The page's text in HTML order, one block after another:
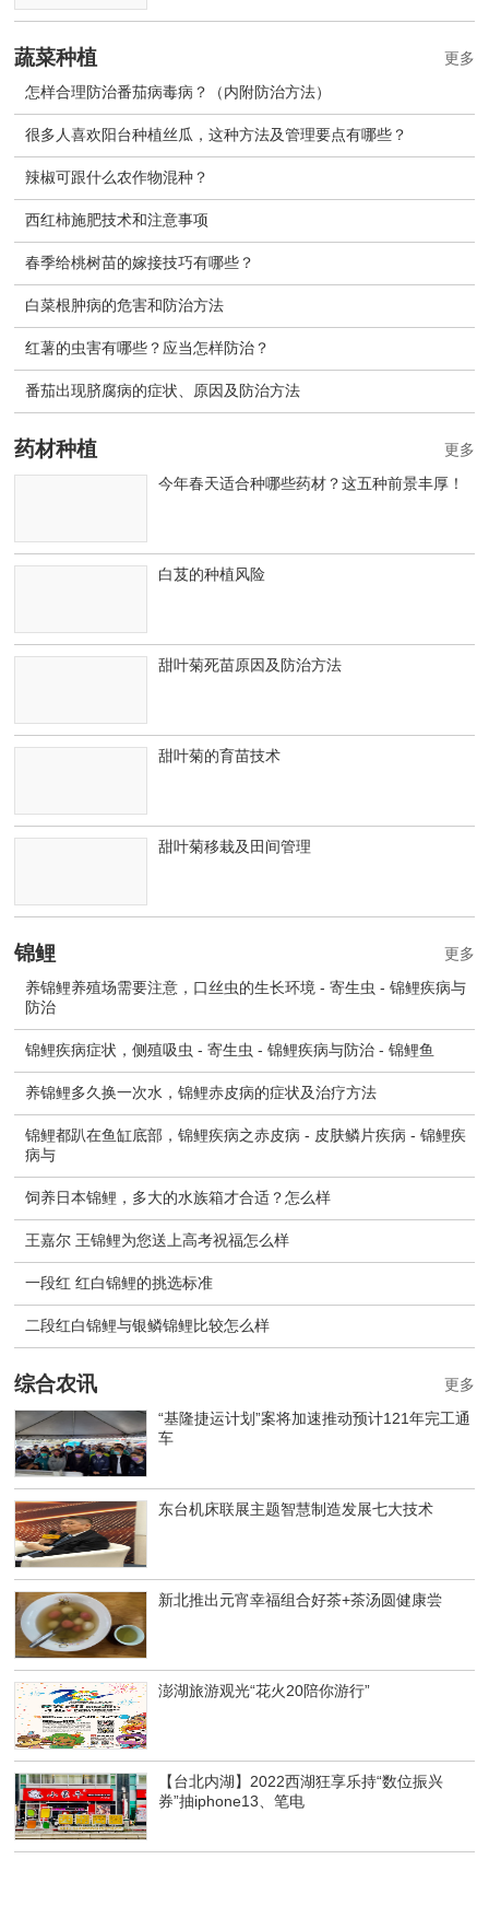
蔬菜种植
怎样合理防治番茄病毒病？（内附防治方法）
很多人喜欢阳台种植丝瓜，这种方法及管理要点有哪些？
辣椒可跟什么农作物混种？
西红柿施肥技术和注意事项
春季给桃树苗的嫁接技巧有哪些？
白菜根肿病的危害和防治方法
红薯的虫害有哪些？应当怎样防治？
番茄出现脐腐病的症状、原因及防治方法
更多
药材种植
今年春天适合种哪些药材？这五种前景丰厚！
白芨的种植风险
甜叶菊死苗原因及防治方法
甜叶菊的育苗技术
甜叶菊移栽及田间管理
更多
锦鲤
养锦鲤养殖场需要注意，口丝虫的生长环境 - 寄生虫 - 锦鲤疾病与
防治
锦鲤疾病症状，侧殖吸虫 - 寄生虫 - 锦鲤疾病与防治 - 锦鲤鱼
养锦鲤多久换一次水，锦鲤赤皮病的症状及治疗方法
锦鲤都趴在鱼缸底部，锦鲤疾病之赤皮病 - 皮肤鳞片疾病 - 锦鲤疾
病与
饲养日本锦鲤，多大的水族箱才合适？怎么样
王嘉尔 王锦鲤为您送上高考祝福怎么样
一段红 红白锦鲤的挑选标准
二段红白锦鲤与银鳞锦鲤比较怎么样
更多
综合农讯
“基隆捷运计划”案将加速推动预计121年完工通
车
东台机床联展主题智慧制造发展七大技术
新北推出元宵幸福组合好茶+茶汤圆健康尝
澎湖旅游观光“花火20陪你游行”
【台北内湖】2022西湖狂享乐持“数位振兴
券”抽iphone13、笔电
更多